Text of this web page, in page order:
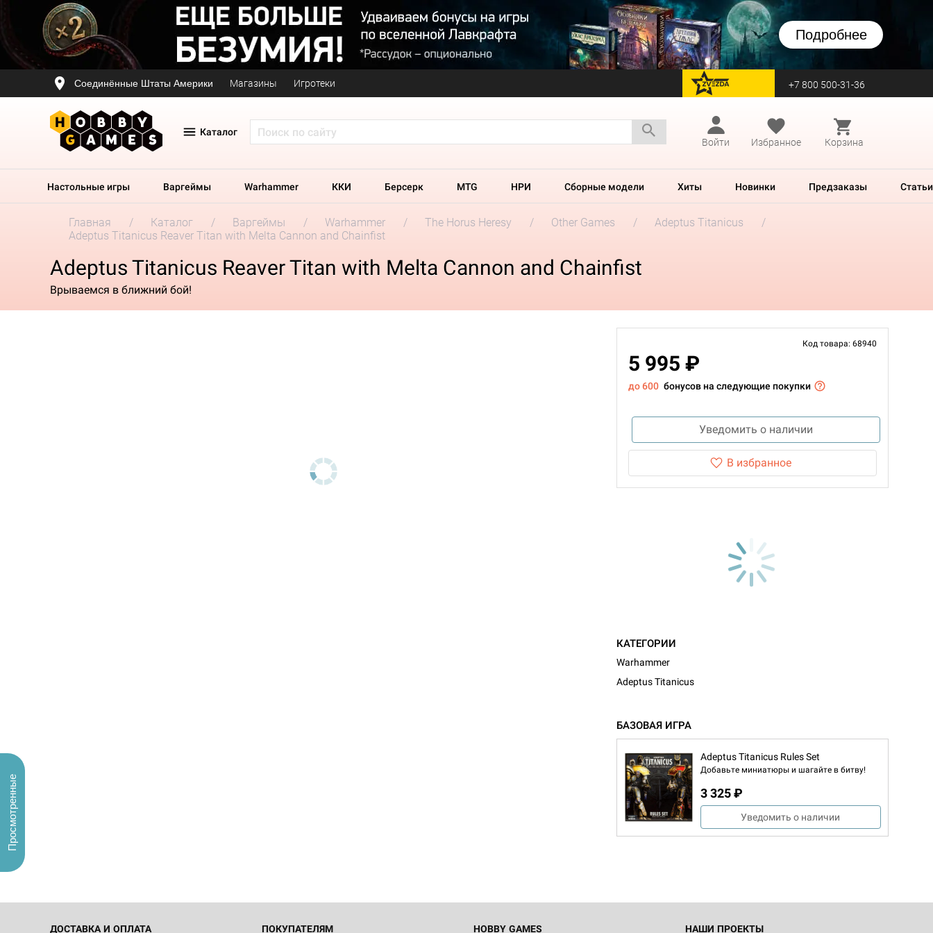
Подробнее
Соединённые Штаты Америки Магазины Игротеки перейти на Zvezda +7 800 500-31-36
Каталог
Войти
Избранное Корзина
Настольные игры Варгеймы Warhammer ККИ Берсерк MTG НРИ Сборные модели Хиты Новинки Предзаказы Статьи
Главная Каталог Варгеймы Warhammer The Horus Heresy Other Games
Adeptus Titanicus
Adeptus Titanicus Reaver Titan with Melta Cannon and Chainfist
Adeptus Titanicus Reaver Titan with Melta Cannon and Chainfist
Врываемся в ближний бой!
Код товара: 68940
5 995 ₽
до 600 бонусов на следующие покупки
Уведомить о наличии
В избранное
КАТЕГОРИИ
Warhammer
Adeptus Titanicus
БАЗОВАЯ ИГРА
Adeptus Titanicus Rules Set
Добавьте миниатюры и шагайте в битву!
3 325 ₽
Уведомить о наличии
ДОСТАВКА И ОПЛАТА ПОКУПАТЕЛЯМ HOBBY GAMES НАШИ ПРОЕКТЫ
Просмотренные
Настольная игра Hobby World Монстры
Белая смерть
12 990